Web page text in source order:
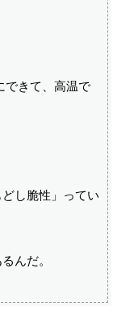
できて、高温で
し脆性」ってい
んだ。